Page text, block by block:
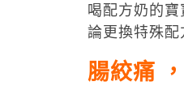
喝配方奶的
論更換特殊配
腸絞痛